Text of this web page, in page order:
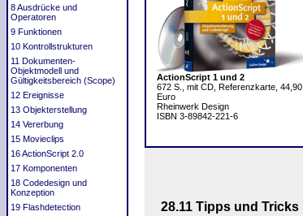
8 Ausdrücke und
Operatoren
9 Funktionen
10 Kontrollstrukturen
11 Dokumenten-
Objektmodell und
Gültigkeitsbereich (Scope)
12 Ereignisse
13 Objekterstellung
14 Vererbung
15 Movieclips
16 ActionScript 2.0
17 Komponenten
18 Codedesign und
Konzeption
19 Flashdetection
ActionScript 1 und 2
672 S., mit CD, Referenzkarte, 44,90
Euro
Rheinwerk Design
ISBN 3-89842-221-6
28.11 Tipps und Tricks